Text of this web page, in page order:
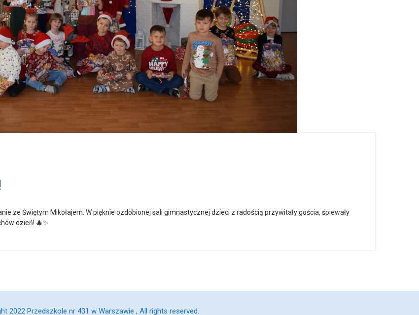
ze Świętym Mikołajem. W pięknie ozdobionej sali gimnastycznej dzieci z radością przywitały gościa, śpiewały
dzień! 🎄✨
2022 Przedszkole nr 431 w Warszawie , All rights reserved.